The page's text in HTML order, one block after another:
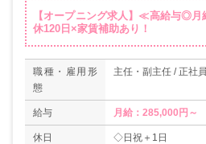
【オープニング求人】≪高給与◎
休120日×家賃補助あり！
職種・雇用形
態
主任・副主任 / 正社員
給与 月給：285,000円～
休日
◇日祝＋1日